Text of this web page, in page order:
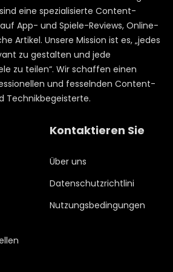
eine spezialisierte Content-
App- und Spiele-Reviews, Online-
Artikel. Unsere Mission ist es, „jedes
zu gestalten und jede
zu teilen“. Wir schaffen einen
und fesselnden Content-
Technikbegeisterte.
Kontaktieren Sie
Über uns
Datenschutzrichtlini
Nutzungsbedingungen